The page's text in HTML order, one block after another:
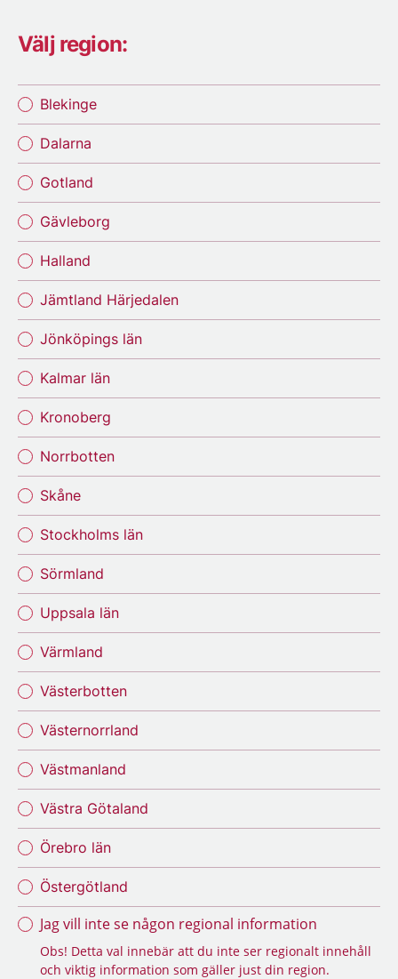
Välj region:
Blekinge
Dalarna
Gotland
Gävleborg
Halland
Jämtland Härjedalen
Jönköpings län
Kalmar län
Kronoberg
Norrbotten
Skåne
Stockholms län
Sörmland
Uppsala län
Värmland
Västerbotten
Västernorrland
Västmanland
Västra Götaland
Örebro län
Östergötland
Jag vill inte se någon regional information
Obs! Detta val innebär att du inte ser regionalt innehåll
och viktig information som gäller just din region.